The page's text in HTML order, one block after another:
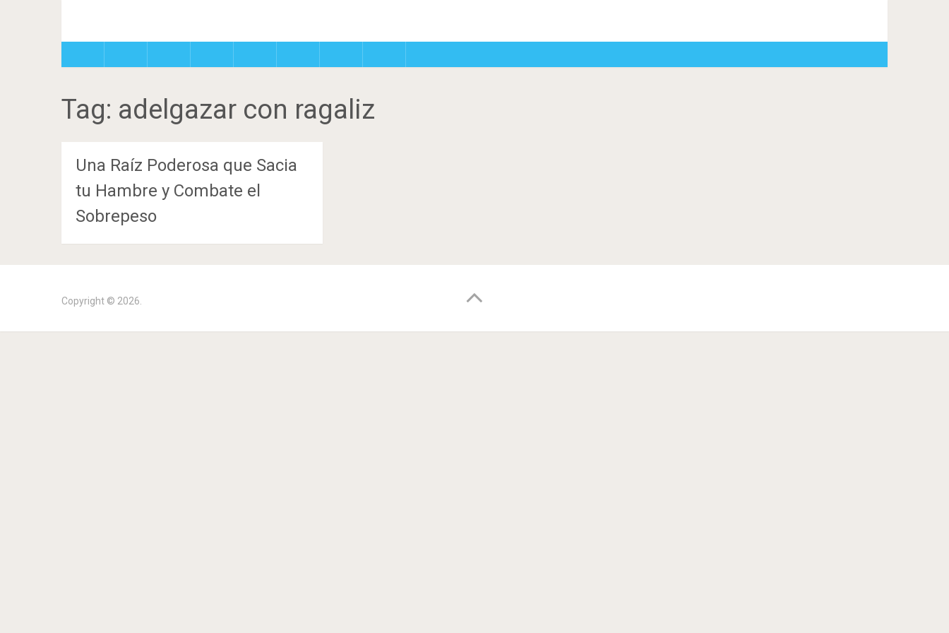
Tag: adelgazar con ragaliz
Una Raíz Poderosa que Sacia
tu Hambre y Combate el
Sobrepeso
Copyright © 2026.